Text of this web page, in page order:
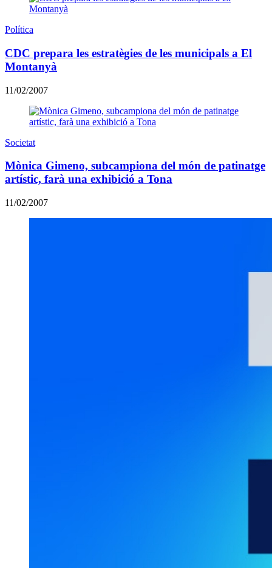
Política
CDC prepara les estratègies de les municipals a El
Montanyà
11/02/2007
Societat
Mònica Gimeno, subcampiona del món de patinatge
artístic, farà una exhibició a Tona
11/02/2007